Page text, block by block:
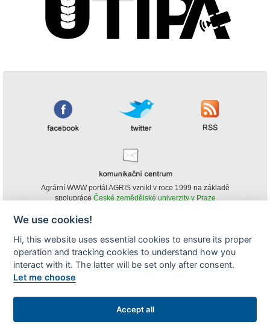
Agrární WWW portál AGRIS vznikl v roce 1999 na základě
spolupráce České zemědělské univerzity v Praze
obsahu agrárního WWW portálu AGRIS je možné
(pokud není uvedeno jinak) pouze za podmínky uvedení zdroje v podobě
www.agris.cz a data publikace v AGRISu.
We use cookies!
Hi, this website uses essential cookies to ensure its proper
operation and tracking cookies to understand how you
interact with it. The latter will be set only after consent.
Let me choose
Accept all